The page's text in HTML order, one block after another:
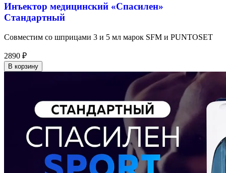
Инъектор медицинский «Спасилен»
Стандартный
Совместим со шприцами 3 и 5 мл марок SFM и PUNTOSET
2890 ₽
В корзину